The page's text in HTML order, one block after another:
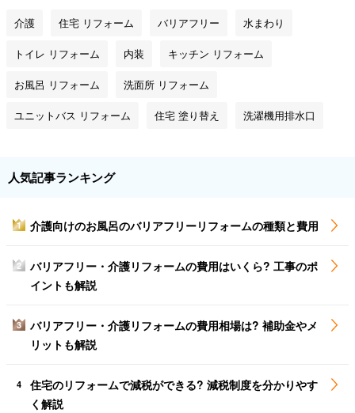
介護 住宅 リフォーム バリアフリー 水まわり
トイレ リフォーム 内装 キッチン リフォーム
お風呂 リフォーム 洗面所 リフォーム
ユニットバス リフォーム 住宅 塗り替え 洗濯機用排水口
人気記事ランキング
1 介護向けのお風呂のバリアフリーリフォームの種類と費用
2
バリアフリー・介護リフォームの費用はいくら? 工事のポ
イントも解説
3
バリアフリー・介護リフォームの費用相場は? 補助金やメ
リットも解説
4
住宅のリフォームで減税ができる? 減税制度を分かりやす
く解説